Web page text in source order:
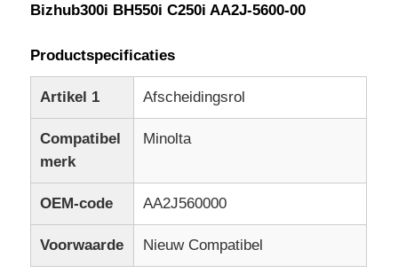
Bizhub300i BH550i C250i AA2J-5600-00
Productspecificaties
Artikel 1 Afscheidingsrol
Compatibel
merk
Minolta
OEM-code AA2J560000
Voorwaarde Nieuw Compatibel